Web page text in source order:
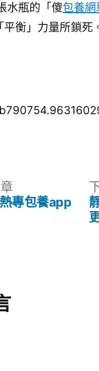
水瓶的「傻包養網
衡」力量所鎖死
一
專包養app